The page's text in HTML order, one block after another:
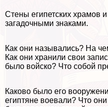
Стены египетских храмов
загадочными знаками.
Как они назывались? На
Как они хранили свои
было войско? Что собой
Каково было его
египтяне воевали? Что